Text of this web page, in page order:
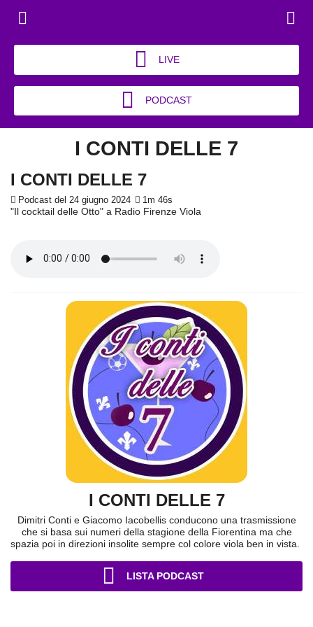
LIVE
PODCAST
I CONTI DELLE 7
I CONTI DELLE 7
Podcast del 24 giugno 2024 1m 46s
"Il cocktail delle Otto" a Radio Firenze Viola
I CONTI DELLE 7
Dimitri Conti e Giacomo Iacobellis conducono una trasmissione
che si basa sui numeri della stagione della Fiorentina ma che
spazia poi in direzioni insolite sempre col colore viola ben in vista.
LISTA PODCAST